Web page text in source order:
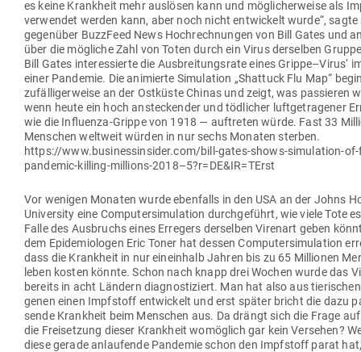
es keine Krankheit mehr aus­lösen kann und mög­li­cher­weise als
ver­wendet werden kann, aber noch nicht ent­wi­ckelt wurde“, sagte
gegenüber BuzzFeed News Hoch­rech­nungen von Bill Gates und
über die mög­liche Zahl von Toten durch ein Virus der­selben
Bill Gates inter­es­sierte die Aus­brei­tungsrate eines Grippe–Virus‘
einer Pan­demie. Die ani­mierte Simu­lation „Shattuck Flu Map“
zufäl­li­ger­weise an der Ost­küste Chinas und zeigt, was pas­sieren
wenn heute ein hoch anste­ckender und töd­licher luft­ge­tra­gener
wie die Influenza-Grippe von 1918 — auf­treten würde. Fast 33
Men­schen weltweit würden in nur sechs Monaten sterben.
https://www.businessinsider.com/bill-gates-shows-simulation-of-
pandemic-killing-millions-2018–5?r=DE&IR=TErst
Vor wenigen Monaten wurde eben­falls in den USA an der Johns
Uni­versity eine Com­pu­ter­si­mu­lation durch­ge­führt, wie viele Tote
Falle des Aus­bruchs eines Erregers der­selben Virenart geben
dem Epi­de­mio­logen Eric Toner hat dessen Com­pu­ter­si­mu­lation
dass die Krankheit in nur ein­einhalb Jahren bis zu 65 Mil­lionen
leben kosten könnte. Schon nach knapp drei Wochen wurde das
bereits in acht Ländern dia­gnos­ti­ziert. Man hat also aus
genen einen Impf­stoff ent­wi­ckelt und erst später bricht die dazu
sende Krankheit beim Men­schen aus. Da drängt sich die Frage
die Frei­setzung dieser Krankheit womöglich gar kein Ver­sehen?
diese gerade anlau­fende Pan­demie schon den Impf­stoff parat